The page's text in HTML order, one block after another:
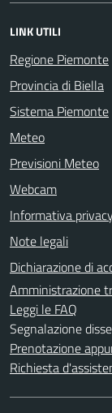
LINK UTILI
Regione Piemonte
Provincia di Biella
Sistema Piemonte
Meteo
Previsioni Meteo
Webcam
Informativa privacy
Note legali
Dichiarazione di
Amministrazione
Leggi le FAQ
Segnalazione
Prenotazione
Richiesta